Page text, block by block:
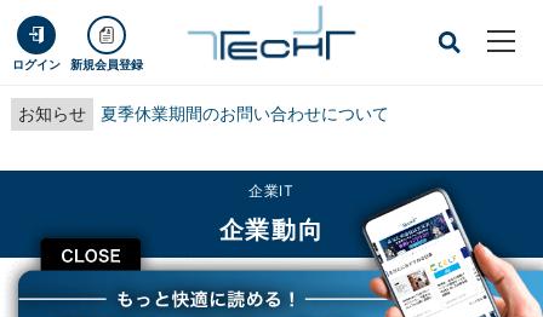
ログイン 新規会員登録
お知らせ 夏季休業期間のお問い合わせについて
CLOSE
企業IT
企業動向